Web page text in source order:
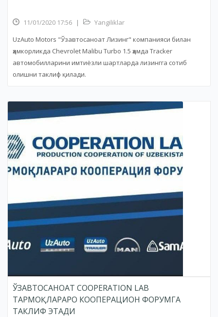
11/01/2020 17:56 |
Yangiliklar
UzAuto Motors "Ўзавтосаноат Лизинг" компанияси билан
ҳамкорликда Chevrolet Malibu Turbo 1.5 ҳамда Tracker
автомобилларини имтиёзли шартларда лизингга сотиб
олишни таклиф қилади.
ЎЗАВТОСАНОАТ COOPERATION LAB
ТАРМОҚЛАРАРО КООПЕРАЦИОН ФОРУМГА
ТАКЛИФ ЭТАДИ